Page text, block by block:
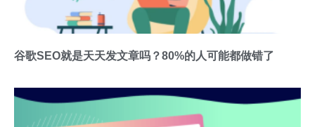
谷歌SEO就是天天发文章吗？80%的人可能都做错了